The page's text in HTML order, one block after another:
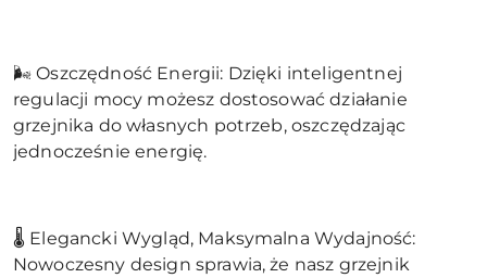
🌬️ Oszczędność Energii: Dzięki inteligentnej
regulacji mocy możesz dostosować działanie
grzejnika do własnych potrzeb, oszczędzając
jednocześnie energię.
🌡️ Elegancki Wygląd, Maksymalna Wydajność:
Nowoczesny design sprawia, że nasz grzejnik